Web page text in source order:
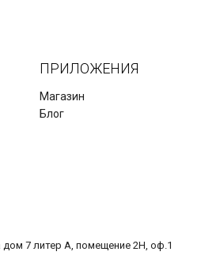
ПРИЛОЖЕНИЯ
Магазин
Блог
дом 7 литер А, помещение 2Н, оф.1